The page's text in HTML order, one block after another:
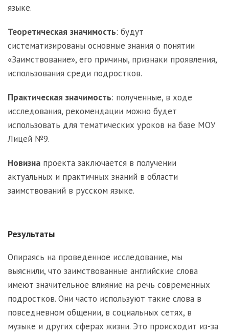
языке.
Теоретическая значимость: будут
систематизированы основные знания о понятии
«Заимствование», его причины, признаки проявления,
использования среди подростков.
Практическая значимость: полученные, в ходе
исследования, рекомендации можно будет
использовать для тематических уроков на базе МОУ
Лицей №9.
Новизна проекта заключается в получении
актуальных и практичных знаний в области
заимствований в русском языке.
Результаты
Опираясь на проведенное исследование, мы
выяснили, что заимствованные английские слова
имеют значительное влияние на речь современных
подростков. Они часто используют такие слова в
повседневном общении, в социальных сетях, в
музыке и других сферах жизни. Это происходит из-за